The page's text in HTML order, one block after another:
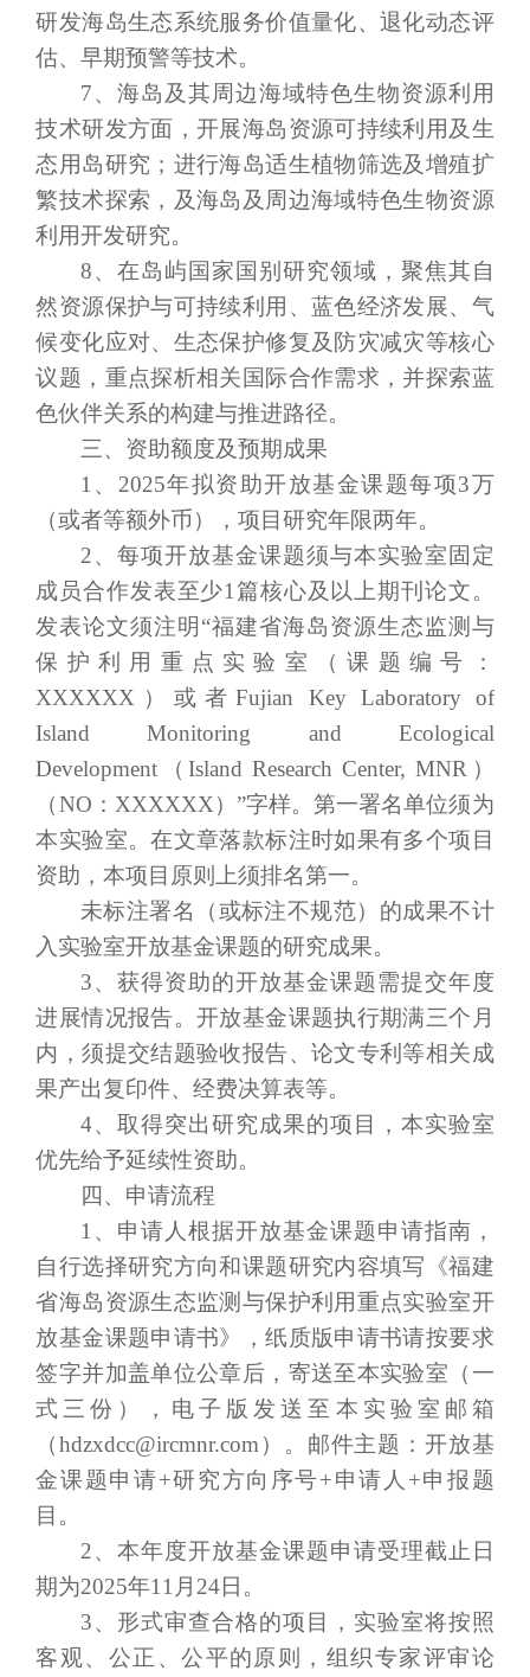
研发海岛生态系统服务价值量化、退化动态评
估、早期预警等技术。
7、 海岛及其周边海域特色生物资源利用
技术研发方面，开展海岛资源可持续利用及生
态用岛研究；进行海岛适生植物筛选及增殖扩
繁技术探索，及海岛及周边海域特色生物资源
利用开发研究。
8、在岛屿国家国别研究领域，聚焦其自
然资源保护与可持续利用、蓝色经济发展、气
候变化应对、生态保护修复及防灾减灾等核心
议题，重点探析相关国际合作需求，并探索蓝
色伙伴关系的构建与推进路径。
三、资助额度及预期成果
1、2025年拟资助开放基金课题每项3万
（或者等额外币），项目研究年限两年。
2、每项开放基金课题须与本实验室固定
成员合作发表至少1篇核心及以上期刊论文。
发表论文须注明“福建省海岛资源生态监测与
保护利用重点实验室（课题编号：
XXXXXX）或者Fujian Key Laboratory of
Island Monitoring and Ecological
Development（Island Research Center, MNR）
（NO：XXXXXX）”字样。第一署名单位须为
本实验室。在文章落款标注时如果有多个项目
资助，本项目原则上须排名第一。
未标注署名（或标注不规范）的成果不计
入实验室开放基金课题的研究成果。
3、获得资助的开放基金课题需提交年度
进展情况报告。开放基金课题执行期满三个月
内，须提交结题验收报告、论文专利等相关成
果产出复印件、经费决算表等。
4、取得突出研究成果的项目，本实验室
优先给予延续性资助。
四、申请流程
1、申请人根据开放基金课题申请指南，
自行选择研究方向和课题研究内容填写《福建
省海岛资源生态监测与保护利用重点实验室开
放基金课题申请书》，纸质版申请书请按要求
签字并加盖单位公章后，寄送至本实验室（一
式三份），电子版发送至本实验室邮箱
（hdzxdcc@ircmnr.com）。邮件主题：开放基
金课题申请+研究方向序号+申请人+申报题
目。
2、本年度开放基金课题申请受理截止日
期为2025年11月24日。
3、形式审查合格的项目，实验室将按照
客观、公正、公平的原则，组织专家评审论